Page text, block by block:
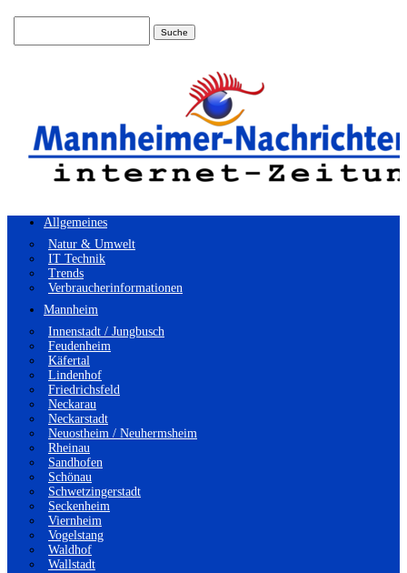
Allgemeines
Natur & Umwelt
IT Technik
Trends
Verbraucherinformationen
Mannheim
Innenstadt / Jungbusch
Feudenheim
Käfertal
Lindenhof
Friedrichsfeld
Neckarau
Neckarstadt
Neuostheim / Neuhermsheim
Rheinau
Sandhofen
Schönau
Schwetzingerstadt
Seckenheim
Viernheim
Vogelstang
Waldhof
Wallstadt